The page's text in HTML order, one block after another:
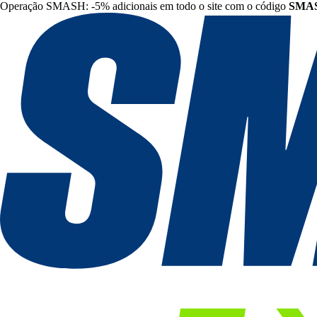
Operação SMASH: -5% adicionais em todo o site com o código